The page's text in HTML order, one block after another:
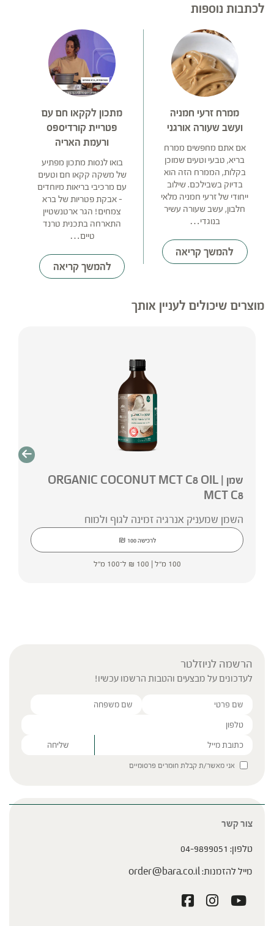
לכתבות נוספות
ממרח זרעי חמניה
ועשב שעורה אורגני
אם אתם מחפשים ממרח
בריא, טבעי וטעים שמוכן
בקלות, הממרח הזה הוא
בדיוק בשבילכם. שילוב
ייחודי של זרעי חמניה מלאי
חלבון, עשב שעורה עשיר
בנוגדי…
להמשך קריאה
מתכון לקקאו חם עם
פטריית קורדיספס
ורעמת האריה
בואו לנסות מתכון מפתיע
של משקה קקאו חם וטעים
עם מרכיבי בריאות מיוחדים
– אבקת פטריות של ברא
צמחים! הגר ארטנשטיין
התארחה בתכנית טרנד
טיים…
להמשך קריאה
מוצרים שיכולים לעניין אותך
שמן ORGANIC COCONUT MCT C8 OIL |
MCT C8
השמן שמעניק אנרגיה זמינה לגוף ולמוח
לרכישה ₪ 100
100 מ"ל | ₪ 100 ל־100 מ"ל
הרשמה לניוזלטר
לעדכונים על מבצעים והטבות הרשמו עכשיו!
Please leave this field empty.
אני מאשר/ת קבלת חומרים פרסומיים
צור קשר
טלפון: 04-9899051
מייל להזמנות:order@bara.co.il